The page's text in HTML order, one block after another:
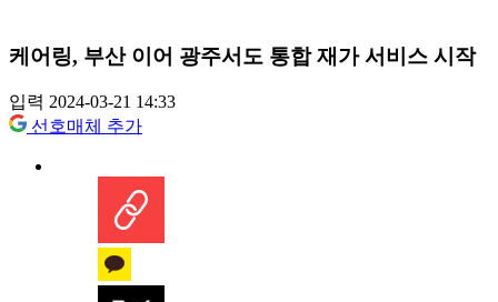
케어링, 부산 이어 광주서도 통합 재가 서비스 시작
입력 2024-03-21 14:33
선호매체 추가